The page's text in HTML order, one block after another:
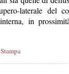
laterale del
in
Stampa